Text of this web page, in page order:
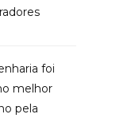
foi
melhor
pela